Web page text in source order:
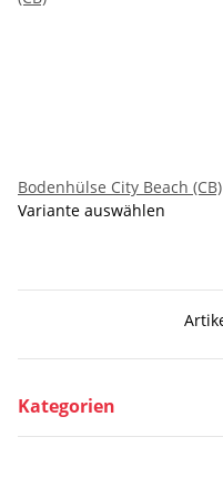
Bodenhülse City Beach (CB)
Variante auswählen
Kategorien